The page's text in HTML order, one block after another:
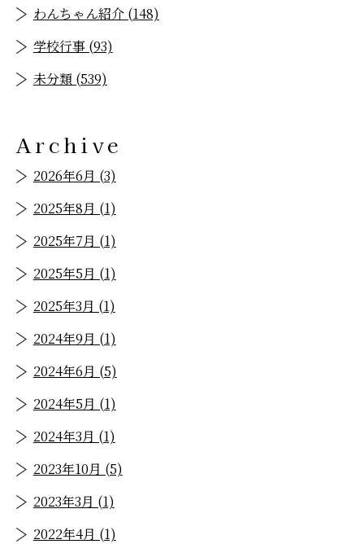
わんちゃん紹介 (148)
学校行事 (93)
未分類 (539)
Archive
2026年6月 (3)
2025年8月 (1)
2025年7月 (1)
2025年5月 (1)
2025年3月 (1)
2024年9月 (1)
2024年6月 (5)
2024年5月 (1)
2024年3月 (1)
2023年10月 (5)
2023年3月 (1)
2022年4月 (1)